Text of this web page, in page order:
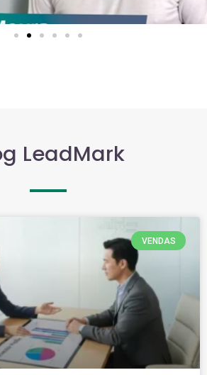
LeadMark
VENDAS